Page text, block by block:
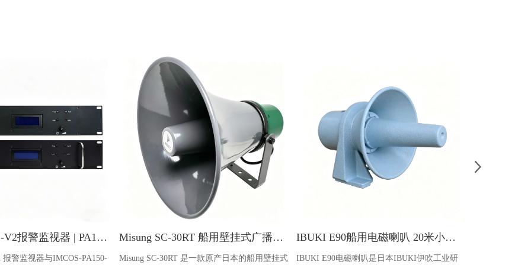
IMCOS-2101-V2报警监视器 | PA150-V2功率放大器
报警监视器与IMCOS-PA150-
Misung SC-30RT 船用壁挂式广播扬声器
Misung SC-30RT 是一款原产日本的船用壁挂式
IBUKI E90船用电磁喇叭 20米小型船舶海事雾号喇叭
IBUKI E90电磁喇叭是日本IBUKI伊吹工业研